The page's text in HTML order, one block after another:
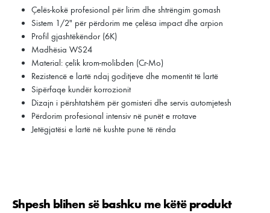
Çelës-kokë profesional për lirim dhe shtrëngim gomash
Sistem 1/2" për përdorim me çelësa impact dhe arpion
Profil gjashtëkëndor (6K)
Madhësia WS24
Material: çelik krom-molibden (Cr-Mo)
Rezistencë e lartë ndaj goditjeve dhe momentit të lartë
Sipërfaqe kundër korrozionit
Dizajn i përshtatshëm për gomisteri dhe servis automjetesh
Përdorim profesional intensiv në punët e rrotave
Jetëgjatësi e lartë në kushte pune të rënda
Kalo galerinë e produktit
Shpesh blihen së bashku me këtë produkt